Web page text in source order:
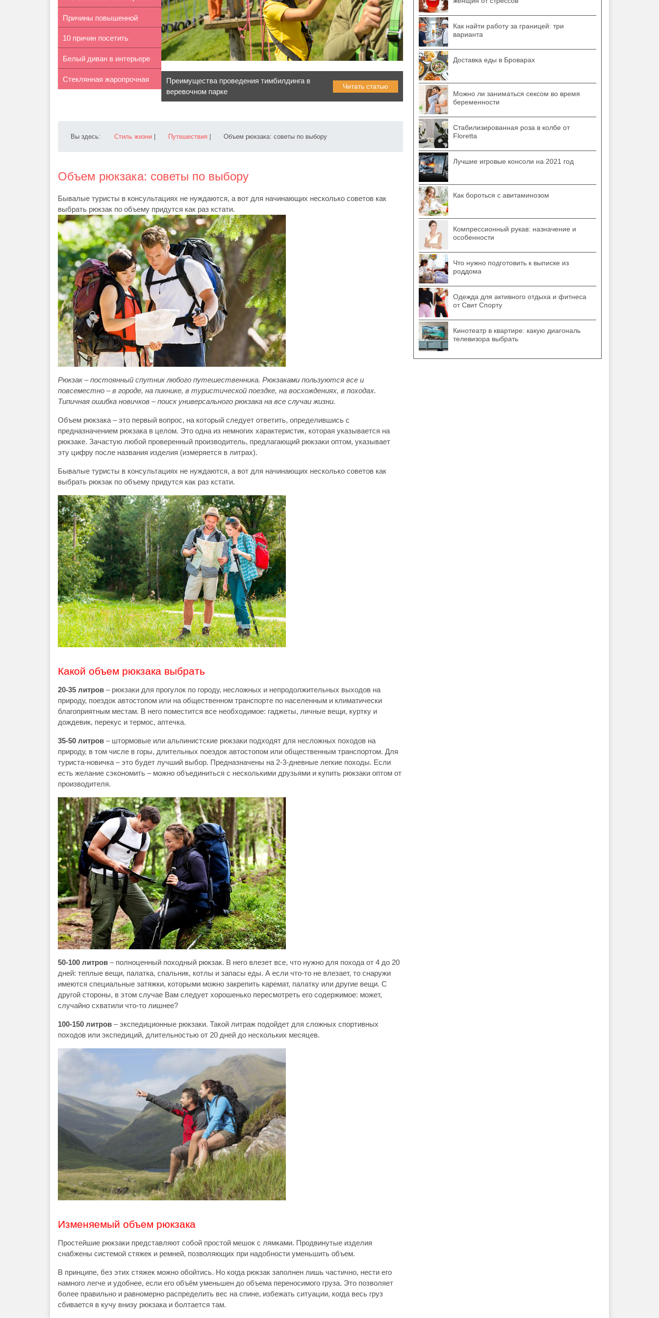
неожида...
Причины повышенной
потливости н...
10 причин посетить
Стамбул
Белый диван в интерьере
гостиной
Стеклянная жаропрочная
Преимущества проведения тимбилдинга в
веревочном парке
Читать статью
Вы здесь: Стиль жизни Путешествия Объем рюкзака: советы по выбору
Объем рюкзака: советы по выбору
Бывалые туристы в консультациях не нуждаются, а вот для начинающих несколько советов как
выбрать рюкзак по объему придутся как раз кстати.
Рюкзак– постоянный спутник любого путешественника. Рюкзаками пользуются все и
повсеместно – в городе, на пикнике, в туристической поездке, на восхождениях, в походах.
Типичная ошибка новичков – поиск универсального рюкзака на все случаи жизни.
Объем рюкзака – это первый вопрос, на который следует ответить, определившись с
предназначением рюкзака в целом. Это одна из немногих характеристик, которая указывается на
рюкзаке. Зачастую любой проверенный производитель, предлагающий рюкзаки оптом, указывает
эту цифру после названия изделия (измеряется в литрах).
Бывалые туристы в консультациях не нуждаются, а вот для начинающих несколько советов как
выбрать рюкзак по объему придутся как раз кстати.
Какой объем рюкзака выбрать
20-35 литров – рюкзаки для прогулок по городу, несложных и непродолжительных выходов на
природу, поездок автостопом или на общественном транспорте по населенным и климатически
благоприятным местам. В него поместится все необходимое: гаджеты, личные вещи, куртку и
дождевик, перекус и термос, аптечка.
35-50 литров – штормовые или альпинистские рюкзаки подходят для несложных походов на
природу, в том числе в горы, длительных поездок автостопом или общественным транспортом. Для
туриста-новичка – это будет лучший выбор. Предназначены на 2-3-дневные легкие походы. Если
есть желание сэкономить – можно объединиться с несколькими друзьями и купить рюкзаки оптом от
производителя.
50-100 литров – полноценный походный рюкзак. В него влезет все, что нужно для похода от 4 до 20
дней: теплые вещи, палатка, спальник, котлы и запасы еды. А если что-то не влезает, то снаружи
имеются специальные затяжки, которыми можно закрепить каремат, палатку или другие вещи. С
другой стороны, в этом случае Вам следует хорошенько пересмотреть его содержимое: может,
случайно схватили что-то лишнее?
100-150 литров – экспедиционные рюкзаки. Такой литраж подойдет для сложных спортивных
походов или экспедиций, длительностью от 20 дней до нескольких месяцев.
Изменяемый объем рюкзака
Простейшие рюкзаки представляют собой простой мешок с лямками. Продвинутые изделия
снабжены системой стяжек и ремней, позволяющих при надобности уменьшить объем.
В принципе, без этих стяжек можно обойтись. Но когда рюкзак заполнен лишь частично, нести его
намного легче и удобнее, если его объём уменьшен до объема переносимого груза. Это позволяет
более правильно и равномерно распределить вес на спине, избежать ситуации, когда весь груз
сбивается в кучу внизу рюкзака и болтается там.
Как найти работу за границей: три
варианта
Доставка еды в Броварах
Можно ли заниматься сексом во время
беременности
Стабилизированная роза в колбе от
Floretta
Лучшие игровые консоли на 2021 год
Как бороться с авитаминозом
Компрессионный рукав: назначение и
особенности
Что нужно подготовить к выписке из
роддома
Одежда для активного отдыха и фитнеса
от Свит Спорту
Кинотеатр в квартире: какую диагональ
телевизора выбрать